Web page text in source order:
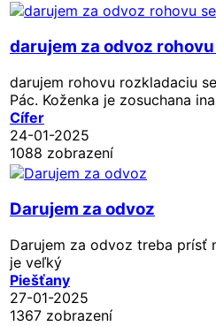
darujem za odvoz
darujem rohovu rozkladaciu
Pác. Koženka je zosuchana
Cífer
24-01-2025
1088 zobrazení
Darujem za odvoz
Darujem za odvoz treba prísť
je veľký
Piešťany
27-01-2025
1367 zobrazení